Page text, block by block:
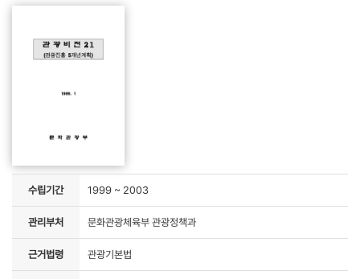
수립기간 1999 ~ 2003
관리부처 문화관광체육부 관광정책과
근거법령 관광기본법